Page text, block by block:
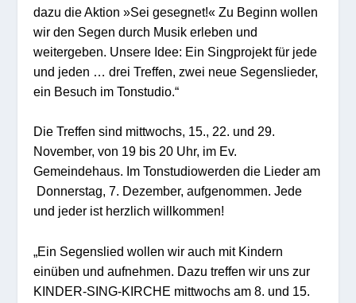
dazu die Aktion »Sei gesegnet!« Zu Beginn wollen
wir den Segen durch Musik erleben und
weitergeben. Unsere Idee: Ein Singprojekt für jede
und jeden … drei Treffen, zwei neue Segenslieder,
ein Besuch im Tonstudio.“
Die Treffen sind mittwochs, 15., 22. und 29.
November, von 19 bis 20 Uhr, im Ev.
Gemeindehaus. Im Tonstudiowerden die Lieder am
Donnerstag, 7. Dezember, aufgenommen. Jede
und jeder ist herzlich willkommen!
„Ein Segenslied wollen wir auch mit Kindern
einüben und aufnehmen. Dazu treffen wir unszur
KINDER-SING-KIRCHE mittwochs am 8. und 15.